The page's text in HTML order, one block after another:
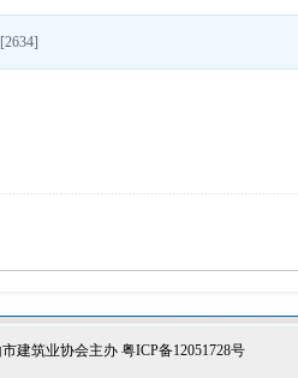
建筑业协会主办 粤ICP备12051728号